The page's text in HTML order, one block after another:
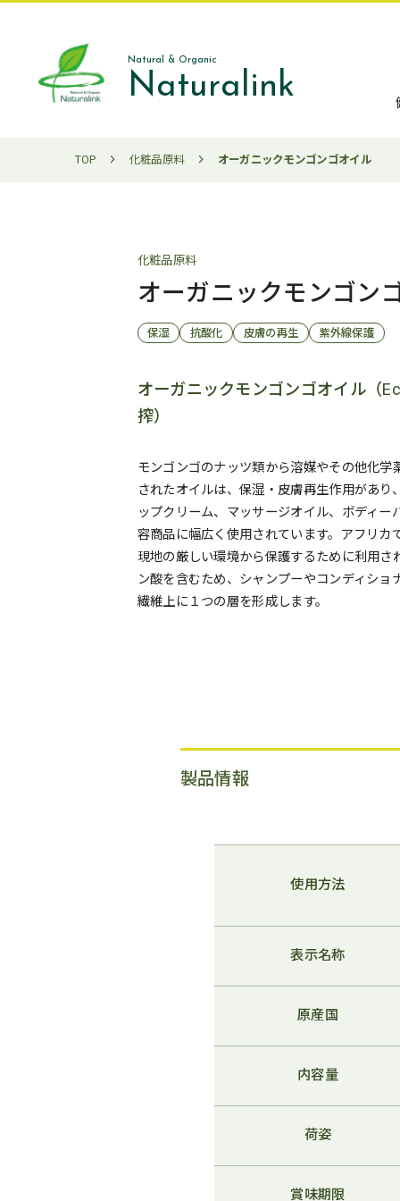
Natural & Organic
Naturalink
TOP 化粧品原料 オーガニックモンゴンゴオイル
化粧品原料
オーガニックモンゴン
保湿 抗酸化 皮膚の再生 紫外線保護
オーガニックモンゴンゴオイル（
搾）
モンゴンゴのナッツ類から溶媒やその他化
されたオイルは、保湿・皮膚再生作用があり
ップクリーム、マッサージオイル、ボディー
容商品に幅広く使用されています。アフリカ
現地の厳しい環境から保護するために利用さ
ン酸を含むため、シャンプーやコンディショ
繊維上に１つの層を形成します。
製品情報
使用方法
表示名称
原産国
内容量
荷姿
賞味期限